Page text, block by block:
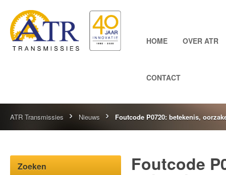
HOME OVER ATR
CONTACT
ATR Transmissies Nieuws Foutcode P0720: betekenis,
Zoeken Foutcode